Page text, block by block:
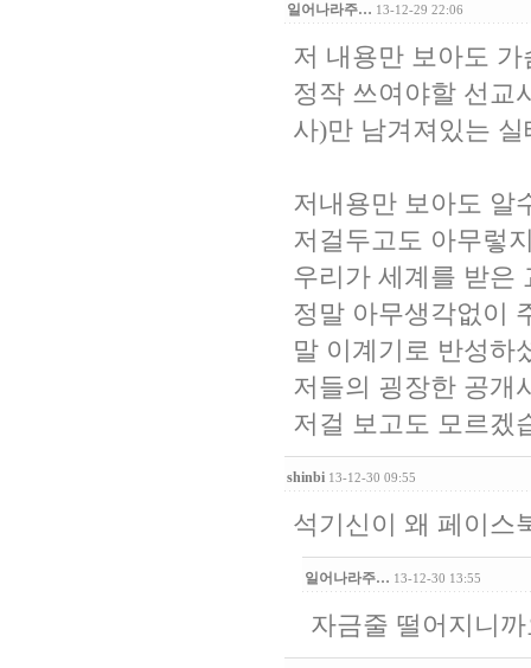
일어나라주… 13-12-29 22:06
저 내용만 보아도
정작 쓰여야할 선교
사)만 남겨져있는
저내용만 보아도 알
저걸두고도 아무렇
우리가 세계를 받은
정말 아무생각없이
말 이계기로 반성하
저들의 굉장한 공개
저걸 보고도 모르겠
shinbi 13-12-30 09:55
석기신이 왜 페이스
일어나라주… 13-12-30 13:55
자금줄 떨어지니